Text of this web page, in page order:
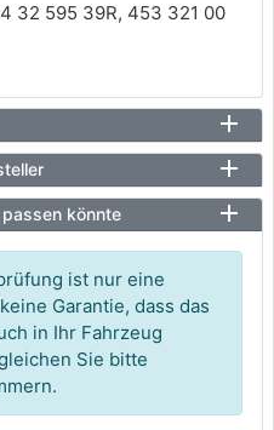
32 595 39R, 453 321 00
könnte
ist nur eine
Garantie, dass das
in Ihr Fahrzeug
Sie bitte